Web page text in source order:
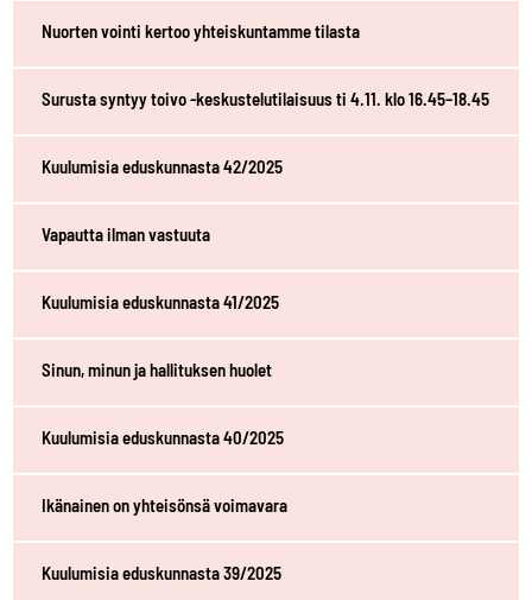
Nuorten vointi kertoo yhteiskuntamme tilasta
Surusta syntyy toivo -keskustelutilaisuus ti 4.11. klo 16.45–18.45
Kuulumisia eduskunnasta 42/2025
Vapautta ilman vastuuta
Kuulumisia eduskunnasta 41/2025
Sinun, minun ja hallituksen huolet
Kuulumisia eduskunnasta 40/2025
Ikänainen on yhteisönsä voimavara
Kuulumisia eduskunnasta 39/2025